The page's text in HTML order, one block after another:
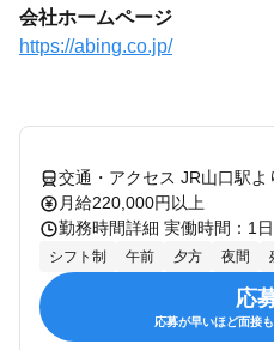
会社ホームページ
https://abing.co.jp/
月給220,000円以上
シフト制 午前 夕方 夜間
応
応募が早いほど面接